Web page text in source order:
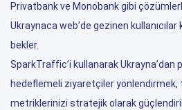
Privatbank ve Monobank gibi
Ukraynaca web’de gezinen
bekler.
SparkTraffic’i kullanarak
hedeflemeli ziyaretçiler
metriklerinizi stratejik olarak